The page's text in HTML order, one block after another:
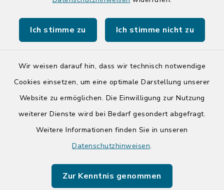
Ich stimme zu Ich stimme nicht zu
Wir weisen darauf hin, dass wir technisch notwendige
Cookies einsetzen, um eine optimale Darstellung unserer
Website zu ermöglichen. Die Einwilligung zur Nutzung
weiterer Dienste wird bei Bedarf gesondert abgefragt.
Weitere Informationen finden Sie in unseren
Datenschutzhinweisen.
Zur Kenntnis genommen
Tourist-Info der Stadt Bad Segeberg
Barrierefreiheit
Impressum